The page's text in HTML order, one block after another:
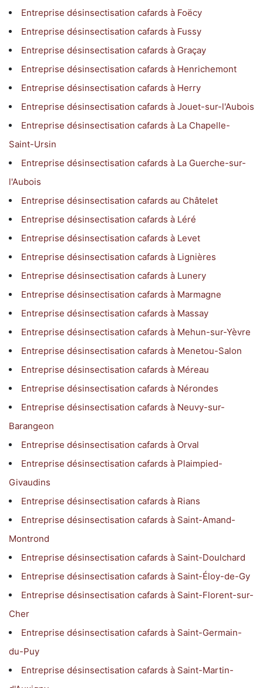
Entreprise désinsectisation cafards à Foëcy
Entreprise désinsectisation cafards à Fussy
Entreprise désinsectisation cafards à Graçay
Entreprise désinsectisation cafards à Henrichemont
Entreprise désinsectisation cafards à Herry
Entreprise désinsectisation cafards à Jouet-sur-l'Aubois
Entreprise désinsectisation cafards à La Chapelle-
Saint-Ursin
Entreprise désinsectisation cafards à La Guerche-sur-
l'Aubois
Entreprise désinsectisation cafards au Châtelet
Entreprise désinsectisation cafards à Léré
Entreprise désinsectisation cafards à Levet
Entreprise désinsectisation cafards à Lignières
Entreprise désinsectisation cafards à Lunery
Entreprise désinsectisation cafards à Marmagne
Entreprise désinsectisation cafards à Massay
Entreprise désinsectisation cafards à Mehun-sur-Yèvre
Entreprise désinsectisation cafards à Menetou-Salon
Entreprise désinsectisation cafards à Méreau
Entreprise désinsectisation cafards à Nérondes
Entreprise désinsectisation cafards à Neuvy-sur-
Barangeon
Entreprise désinsectisation cafards à Orval
Entreprise désinsectisation cafards à Plaimpied-
Givaudins
Entreprise désinsectisation cafards à Rians
Entreprise désinsectisation cafards à Saint-Amand-
Montrond
Entreprise désinsectisation cafards à Saint-Doulchard
Entreprise désinsectisation cafards à Saint-Éloy-de-Gy
Entreprise désinsectisation cafards à Saint-Florent-sur-
Cher
Entreprise désinsectisation cafards à Saint-Germain-
du-Puy
Entreprise désinsectisation cafards à Saint-Martin-